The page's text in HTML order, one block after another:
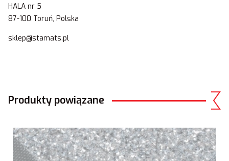
HALA nr 5
87-100 Toruń, Polska
sklep@stamats.pl
Produkty powiązane